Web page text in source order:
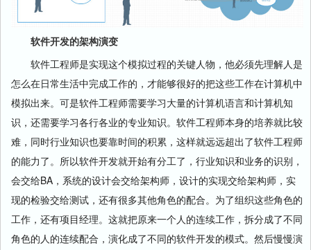
软件开发的架构演变
软件工程师是实现这个模拟过程的关键人物，他必须先理解人是
怎么在日常生活中完成工作的，才能够很好的把这些工作在计算机中
模拟出来。可是软件工程师需要学习大量的计算机语言和计算机知
识，还需要学习各行各业的专业知识。软件工程师本身的培养就比较
难，同时行业知识也要靠时间的积累，这样就远远超出了软件工程师
的能力了。所以软件开发就开始有分工了，行业知识和业务的识别，
会交给BA，系统的设计会交给架构师，设计的实现交给架构师，实
现的检验交给测试，还有很多其他角色的配合。为了组织这些角色的
工作，还有项目经理。这就把原来一个人的连续工作，拆分成了不同
角色的人的连续配合，演化成了不同的软件开发的模式。然后慢慢演